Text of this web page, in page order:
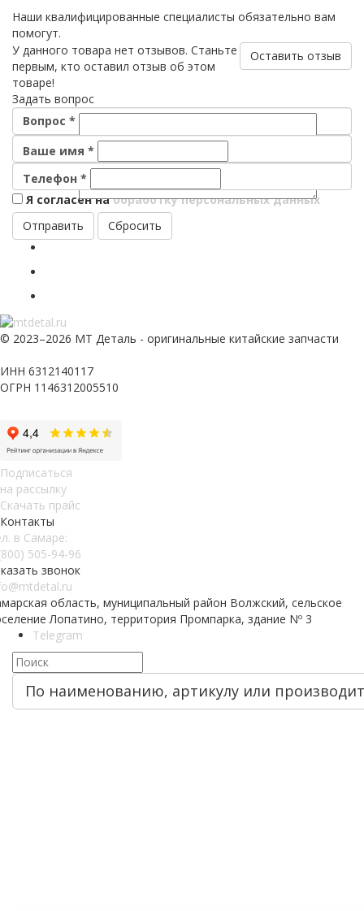
Наши квалифицированные специалисты обязательно вам
помогут.
Оставить отзыв
У данного товара нет отзывов. Станьте
первым, кто оставил отзыв об этом
товаре!
Задать вопрос
Вопрос *
Ваше имя *
Телефон *
Я согласен наобработку персональных данных
Сбросить
© 2023–2026 МТ Деталь - оригинальные китайские запчасти
ИНН 6312140117
ОГРН 1146312005510
Подписаться
на рассылку
Скачать прайс
Контакты
в Самаре:
505-94-96
звонок
область, муниципальный район Волжский, сельское
Лопатино, территория Промпарка, здание Nº 3
Telegram
По наименованию, артикулу или